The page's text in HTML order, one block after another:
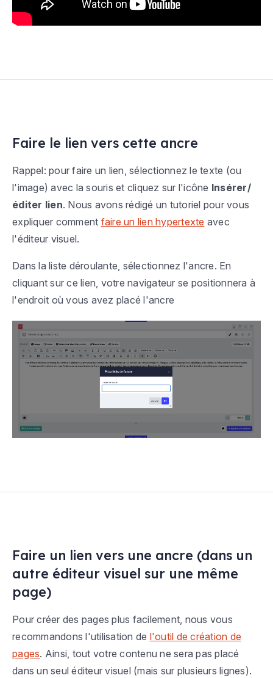
Faire le lien vers cette ancre
Rappel: pour faire un lien, sélectionnez le texte (ou
l'image) avec la souris et cliquez sur l'icône Insérer/
éditer lien. Nous avons rédigé un tutoriel pour vous
expliquer comment faire un lien hypertexte avec
l'éditeur visuel.
Dans la liste déroulante, sélectionnez l'ancre. En
cliquant sur ce lien, votre navigateur se positionnera à
l'endroit où vous avez placé l'ancre
Faire un lien vers une ancre (dans un
autre éditeur visuel sur une même
page)
Pour créer des pages plus facilement, nous vous
recommandons l'utilisation de l'outil de création de
pages. Ainsi, tout votre contenu ne sera pas placé
dans un seul éditeur visuel (mais sur plusieurs lignes).